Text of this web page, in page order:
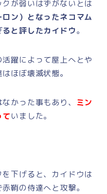
が弱いはずがないとは
ン）となったネコマム
と評したカイドウ。
躍によって屋上へとや
ほぼ壊滅状態。
かった事もあり、
ミン
いました。
下げると、カイドウは
鞘の侍達へと攻撃。